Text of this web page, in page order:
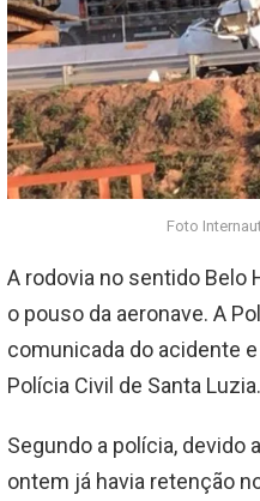
Foto
A rodovia no sentido Belo
o pouso da aeronave. A
comunicada do acidente
Polícia Civil de Santa Luzia.
Segundo a polícia, devido
ontem já havia retenção